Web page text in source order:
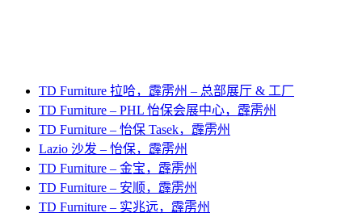
TD Furniture 拉哈，霹雳州 – 总部展厅 & 工厂
TD Furniture – PHL 怡保会展中心，霹雳州
TD Furniture – 怡保 Tasek，霹雳州
Lazio 沙发 – 怡保，霹雳州
TD Furniture – 金宝，霹雳州
TD Furniture – 安顺，霹雳州
TD Furniture – 实兆远，霹雳州